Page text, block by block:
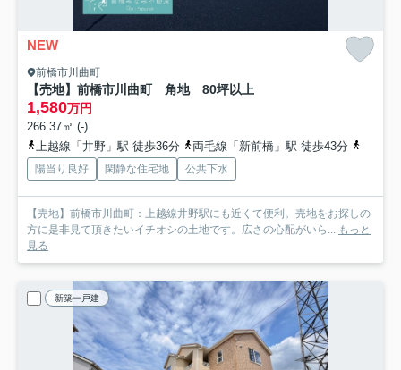
NEW
前橋市川曲町
【売地】前橋市川曲町 角地 80坪以上
1,580万円
266.37㎡ (-)
上越線「井野」駅 徒歩36分
両毛線「新前橋」駅 徒歩43分
陽当り良好 閑静な住宅地 公共下水
【売地】前橋市川曲町：上越線井野駅にも近くて便利。売地をお探しの
方に是非見て頂きたいイチオシの土地です。広さの心配がいら... もっと
見る
新築一戸建